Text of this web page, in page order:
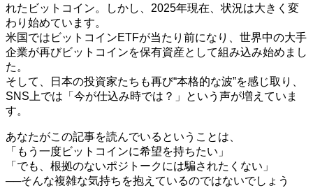
れたビットコイン。しかし、2025年現在、状況は大きく変
わり始めています。
米国ではビットコインETFが当たり前になり、世界中の大手
企業が再びビットコインを保有資産として組み込み始めまし
た。
そして、日本の投資家たちも再び“本格的な波”を感じ取り、
SNS上では「今が仕込み時では？」という声が増えていま
す。
あなたがこの記事を読んでいるということは、
「もう一度ビットコインに希望を持ちたい」
「でも、根拠のないポジトークには騙されたくない」
──そんな複雑な気持ちを抱えているのではないでしょう